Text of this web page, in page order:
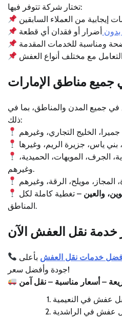
تختار شركة تتوفر فيها:
مناطق الإمارات
في جميع المدن والمناطق، بما في
ذلك:
الجرف، المويهات، الحميدية،
وغيرهم.
والعين – تغطية كاملة لكل
المناطق.
خدمات نقل العفش بأعلى
جودة وأفضل سعر!
– أسعار مناسبة – نقل آمن
عفش في النعيمية
عفش في الراشدية